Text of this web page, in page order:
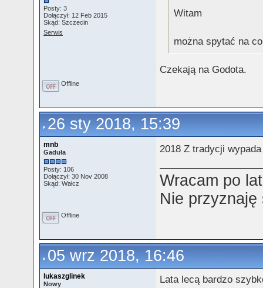
Posty: 3
Dołączył: 12 Feb 2015
Skąd: Szczecin
Serwis
Witam
można spytać na
Czekają na Godota.
Offline
26 sty 2018, 15:39
mnb
Gaduła
Posty: 106
Dołączył: 30 Nov 2008
Skąd: Wałcz
2018 Z tradycji
Wracam po
Nie
Offline
05 wrz 2018, 16:46
lukaszglinek
Nowy Lata lecą bardzo